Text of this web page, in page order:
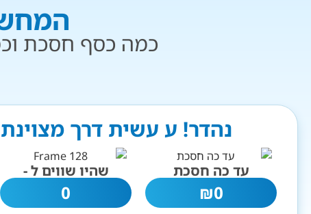
כמה כסף חסכת
נהדר! ע עשית דרך
עד כה חסכת
0
₪
שהיו שווים ל -
0